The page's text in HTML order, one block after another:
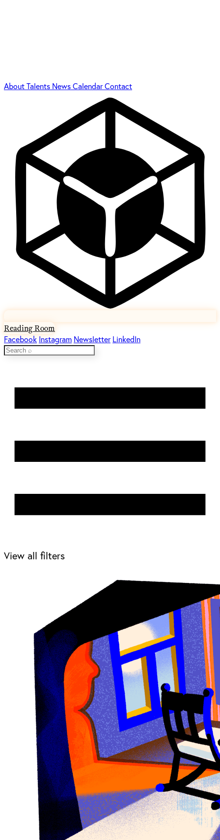
AboutTalents NewsCalendarContact
Reading Room
Facebook Instagram Newsletter LinkedIn
View all filters